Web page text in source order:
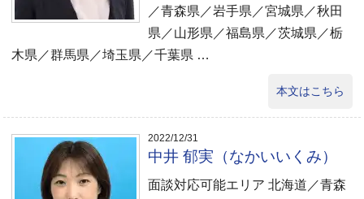
／青森県／岩手県／宮城県／秋田
県／山形県／福島県／茨城県／栃
木県／群馬県／埼玉県／千葉県 …
本文はこちら
2022/12/31
中井 郁実（なかいいくみ）
面談対応可能エリア 北海道／青森